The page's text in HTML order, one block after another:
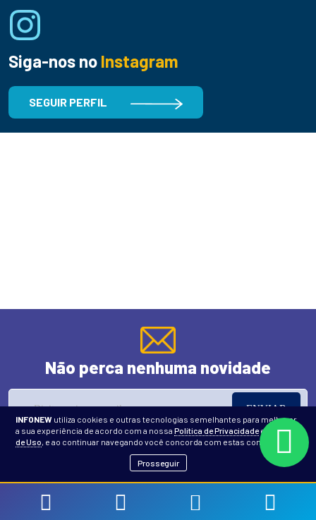
INFONEW utiliza cookies e outras tecnologias semelhantes para melhorar
a sua experiência de acordo com a nossa Política de Privacidadee
Termos
de Uso, e ao continuar navegando você concorda com estas condições.
Prosseguir
Siga-nos no Instagram
SEGUIR PERFIL
Não perca nenhuma novidade
ENVIAR
(0)